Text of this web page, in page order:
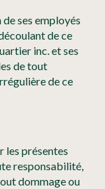
ses employés
de ce
inc. et ses
de tout
de ce
les présentes
responsabilité,
dommage ou